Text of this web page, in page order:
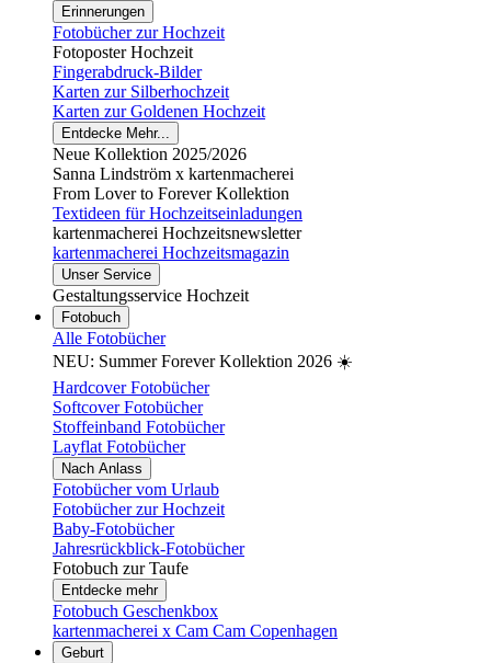
Erinnerungen
Fotobücher zur Hochzeit
Fotoposter Hochzeit
Fingerabdruck-Bilder
Karten zur Silberhochzeit
Karten zur Goldenen Hochzeit
Entdecke Mehr...
Neue Kollektion 2025/2026
Sanna Lindström x kartenmacherei
From Lover to Forever Kollektion
Textideen für Hochzeitseinladungen
kartenmacherei Hochzeitsnewsletter
kartenmacherei Hochzeitsmagazin
Unser Service
Gestaltungsservice Hochzeit
Fotobuch
Alle Fotobücher
NEU: Summer Forever Kollektion 2026 ☀️
Hardcover Fotobücher
Softcover Fotobücher
Stoffeinband Fotobücher
Layflat Fotobücher
Nach Anlass
Fotobücher vom Urlaub
Fotobücher zur Hochzeit
Baby-Fotobücher
Jahresrückblick-Fotobücher
Fotobuch zur Taufe
Entdecke mehr
Fotobuch Geschenkbox
kartenmacherei x Cam Cam Copenhagen
Geburt